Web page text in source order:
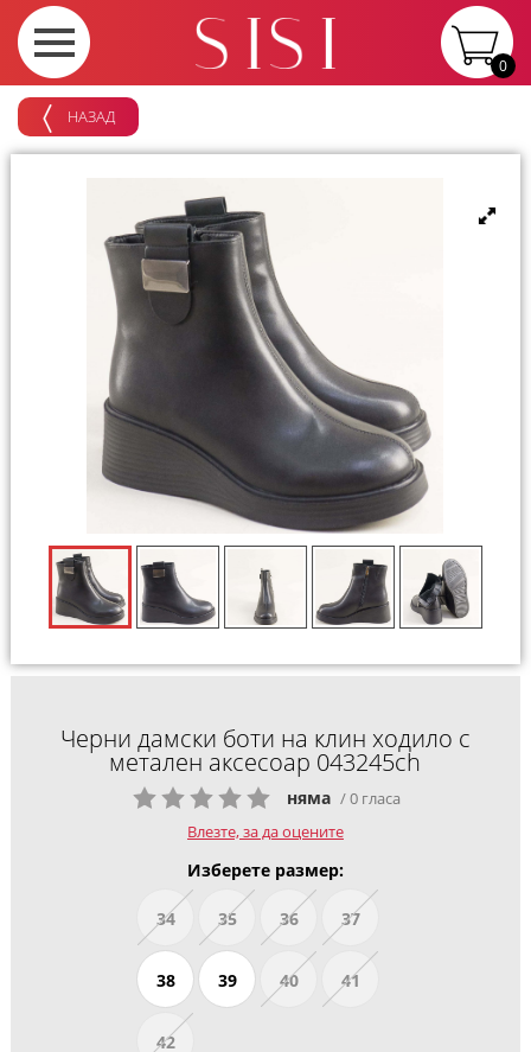
0
НАЗАД
Черни дамски боти на клин ходило с
метален аксесоар 043245ch
няма / 0 гласа
Влезте, за да оцените
Изберете размер:
34 35 36 37
38 39 40 41
42